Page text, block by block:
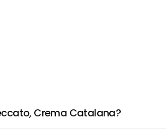
Crema Catalana?